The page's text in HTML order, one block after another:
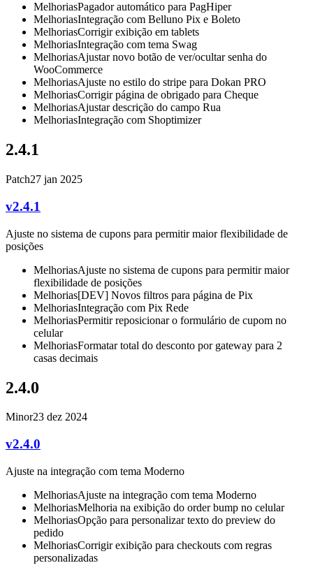
MelhoriasPagador automático para PagHiper
MelhoriasIntegração com Belluno Pix e Boleto
MelhoriasCorrigir exibição em tablets
MelhoriasIntegração com tema Swag
MelhoriasAjustar novo botão de ver/ocultar senha do
WooCommerce
MelhoriasAjuste no estilo do stripe para Dokan PRO
MelhoriasCorrigir página de obrigado para Cheque
MelhoriasAjustar descrição do campo Rua
MelhoriasIntegração com Shoptimizer
2.4.1
Patch27 jan 2025
v2.4.1
Ajuste no sistema de cupons para permitir maior flexibilidade de
posições
MelhoriasAjuste no sistema de cupons para permitir maior
flexibilidade de posições
Melhorias[DEV] Novos filtros para página de Pix
MelhoriasIntegração com Pix Rede
MelhoriasPermitir reposicionar o formulário de cupom no
celular
MelhoriasFormatar total do desconto por gateway para 2
casas decimais
2.4.0
Minor23 dez 2024
v2.4.0
Ajuste na integração com tema Moderno
MelhoriasAjuste na integração com tema Moderno
MelhoriasMelhoria na exibição do order bump no celular
MelhoriasOpção para personalizar texto do preview do
pedido
MelhoriasCorrigir exibição para checkouts com regras
personalizadas